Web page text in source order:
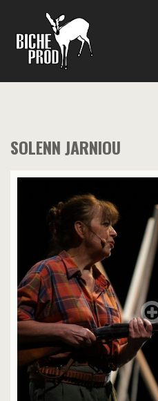
SOLENN JARNIOU